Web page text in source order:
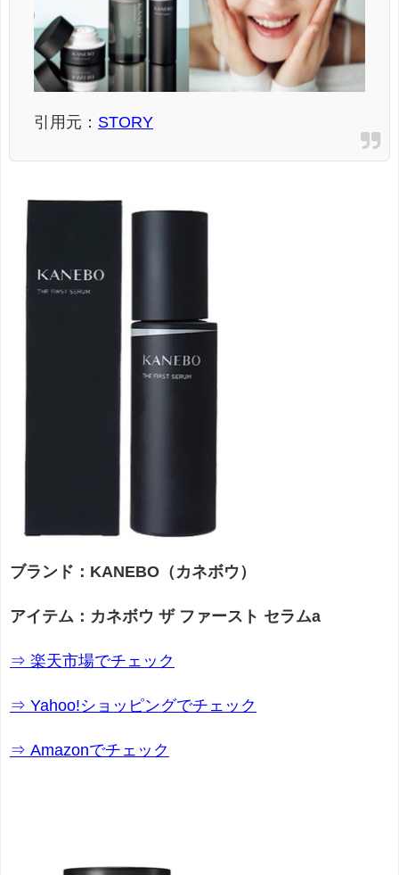
引用元： STORY
ブランド：KANEBO（カネボウ）
アイテム：カネボウ ザ ファースト セラムa
⇒ 楽天市場でチェック
⇒ Yahoo!ショッピングでチェック
⇒ Amazonでチェック